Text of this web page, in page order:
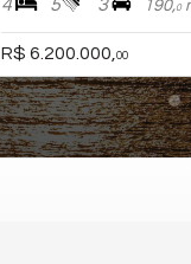
4 5 3 190,0
R$ 6.200.000,00